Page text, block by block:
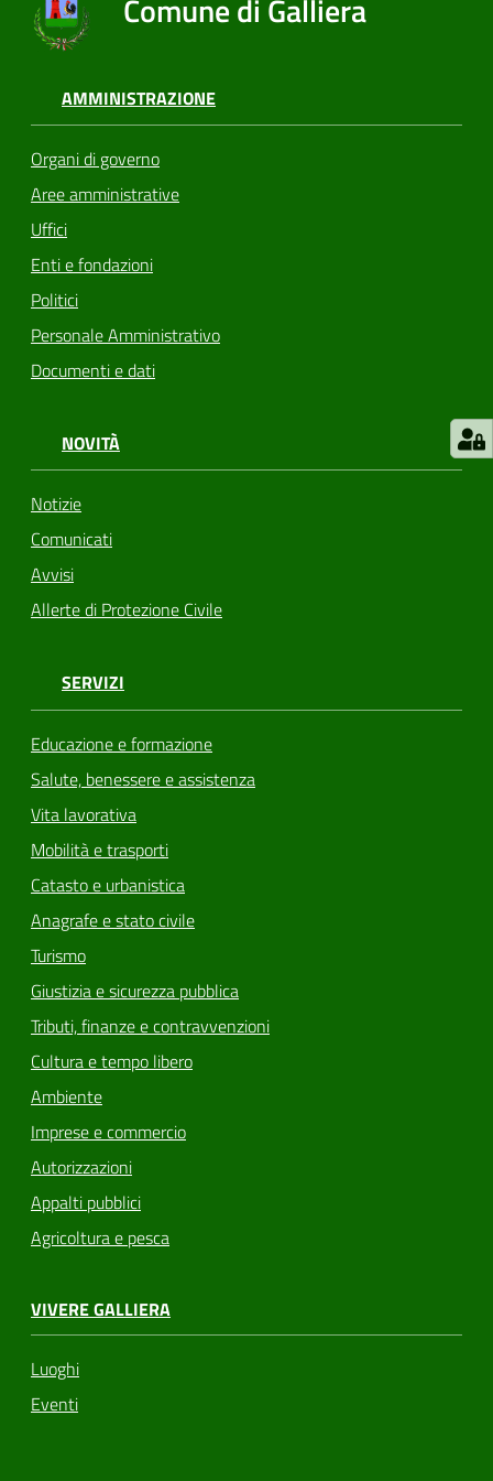
Comune di Galliera
AMMINISTRAZIONE
Organi di governo
Aree amministrative
Uffici
Enti e fondazioni
Politici
Personale Amministrativo
Documenti e dati
NOVITÀ
Notizie
Comunicati
Avvisi
Allerte di Protezione Civile
SERVIZI
Educazione e formazione
Salute, benessere e assistenza
Vita lavorativa
Mobilità e trasporti
Catasto e urbanistica
Anagrafe e stato civile
Turismo
Giustizia e sicurezza pubblica
Tributi, finanze e contravvenzioni
Cultura e tempo libero
Ambiente
Imprese e commercio
Autorizzazioni
Appalti pubblici
Agricoltura e pesca
VIVERE GALLIERA
Luoghi
Eventi